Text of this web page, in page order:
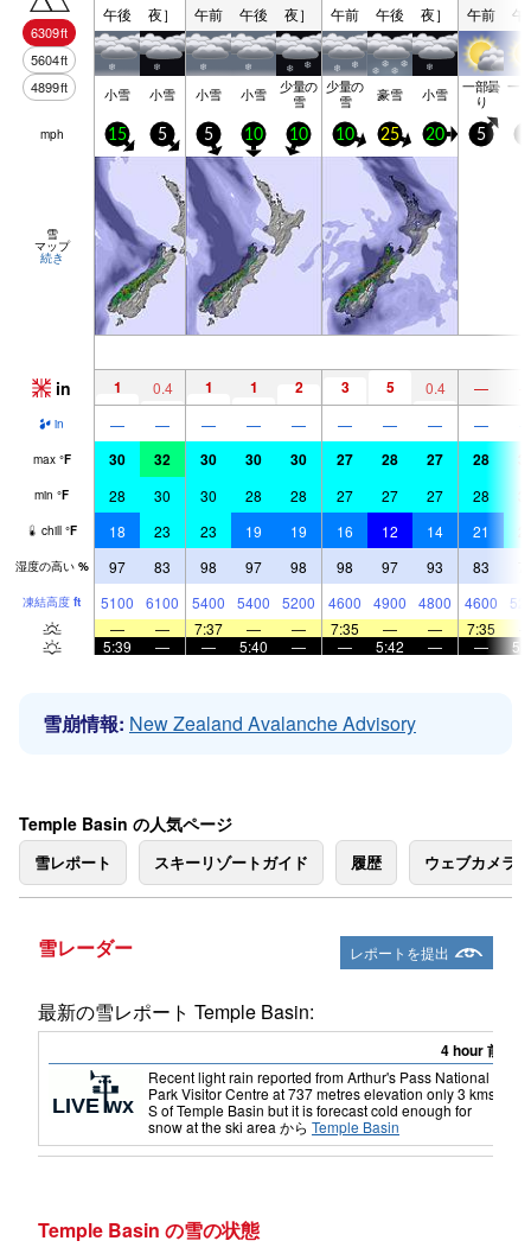
6309ft
5604ft
4899ft
午後 夜］ 午前 午後 夜］ 午前 午後 夜］ 午前 午
小雪 小雪 小雪 小雪 少量の
雪
少量の
雪 豪雪 小雪 一部曇
り
一
mph 15 5 5 10 10 10 25 20 5
雪
マップ
続き
in 1 0.4 1 1 2 3 5 0.4 —
in — — — — — — — — —
max °F 30 32 30 30 30 27 28 27 28
min °F 28 30 30 28 28 27 27 27 28
chill °F 18 23 23 19 19 16 12 14 21
湿度の高い % 97 83 98 97 98 98 97 93 83
凍結高度 ft 5100 6100 5400 5400 5200 4600 4900 4800 4600
—
— 7:37 — — 7:35 — — 7:35
5:39
— — 5:40 — — 5:42 — —
雪崩情報: New Zealand Avalanche Advisory
Temple Basin の人気ページ
雪レポート スキーリゾートガイド 履歴 ウェブカメラ
雪レーダー レポートを提出
最新の雪レポート Temple Basin:
4 hour 前
Recent light rain reported from Arthur's Pass National
Park Visitor Centre at 737 metres elevation only 3 kms
S of Temple Basin but it is forecast cold enough for
snow at the ski area から Temple Basin
Temple Basin の雪の状態